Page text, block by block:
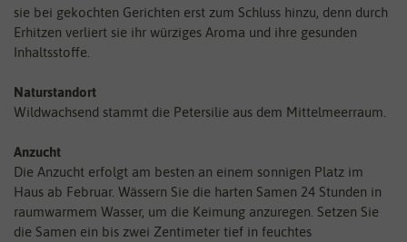
sie bei gekochten Gerichten erst zum Schluss hinzu, denn durch
Erhitzen verliert sie ihr würziges Aroma und ihre gesunden
Inhaltsstoffe.
Naturstandort
Wildwachsend stammt die Petersilie aus dem Mittelmeerraum.
Anzucht
Die Anzucht erfolgt am besten an einem sonnigen Platz im
Haus ab Februar. Wässern Sie die harten Samen 24 Stunden in
raumwarmem Wasser, um die Keimung anzuregen. Setzen Sie
die Samen ein bis zwei Zentimeter tief in feuchtes